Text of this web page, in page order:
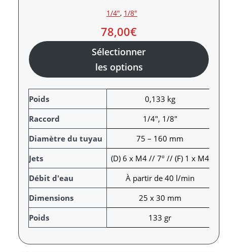
1/4″, 1/8″
78,00€
Sélectionner
les options
A
t
t
r
i
b
u
t
s
V
a
l
e
u
r
Poids
0,133 kg
Raccord
1/4", 1/8"
Diamètre du tuyau
75 – 160 mm
Jets
(D) 6 x M4 // 7º // (F) 1 x M4
Débit d'eau
À partir de 40 l/min
Dimensions
25 x 30 mm
Poids
133 gr